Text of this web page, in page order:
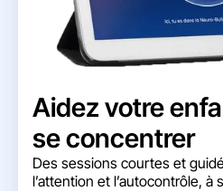
Aidez votre
se concentrer
Des sessions courtes et
l’attention et l’autocontrôle, à